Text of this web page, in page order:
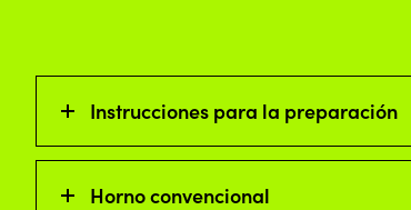
Instrucciones para la preparación
Horno convencional